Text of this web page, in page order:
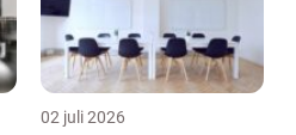
02 juli 2026